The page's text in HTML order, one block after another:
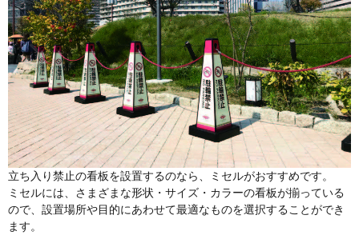
立ち入り禁止の看板を設置するのなら、ミセルがおすすめです。
ミセルには、さまざまな形状・サイズ・カラーの看板が揃っている
ので、設置場所や目的にあわせて最適なものを選択することができ
ます。